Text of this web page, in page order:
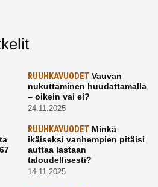
RUUHKAVUODETVauvan
nukuttaminen huudattamalla
– oikein vai ei?
24.11.2025
RUUHKAVUODETMinkä
ikäiseksi vanhempien pitäisi
auttaa lastaan
taloudellisesti?
14.11.2025